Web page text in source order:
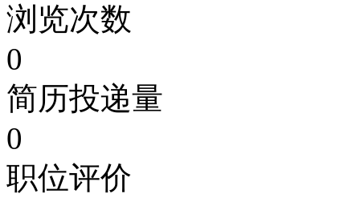
浏览次数
0
简历投递量
0
职位评价